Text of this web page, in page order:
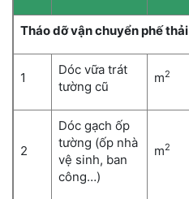
Tháo dỡ vận chuyển phế thải
1
Dóc vữa trát
tường cũ
m2
2
Dóc gạch ốp
tường (ốp nhà
vệ sinh, ban
công…)
m2